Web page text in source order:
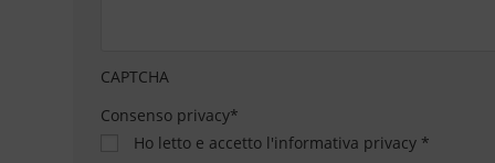
CAPTCHA
Consenso privacy*
Ho letto e accetto l'informativa privacy *